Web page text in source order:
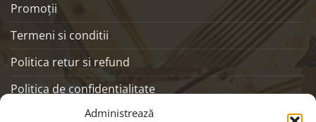
Administrează
Promoţii
Termeni si conditii
Politica retur si refund
Politica de confidentialitate